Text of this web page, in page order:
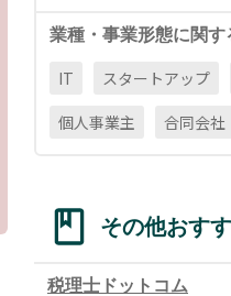
業種・事業形態に関す
IT スタートアップ
個人事業主
合同会社
その他おす
税理士ドットコム